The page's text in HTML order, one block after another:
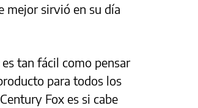
mejor sirvió en su día
tan fácil como pensar
para todos los
Fox es si cabe